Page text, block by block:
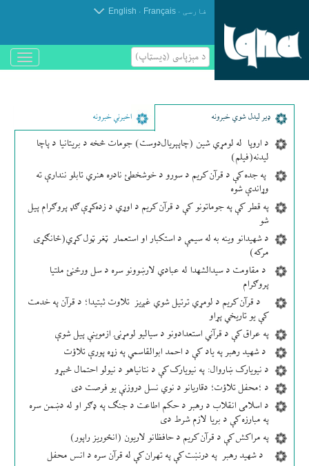
فارسی .
Français
.
English
د مېزپاسى (ډیسټاپ)
باز
و
ډير لیدل شوي خبرونه اخیرني خبرونه
د اروپا له لومړي شین (چاپېریال‌دوست) جومات څخه د بریتانیا د پاچا
لیدنه(فیلم)
په جده کې د قرآن کریم د سورو د خوشخطئ نادره هنري تابلو نندارې ته
وړاندې شوه
په قطر کې په جوماتونو کې د قرآن کریم د اوړي د زده‌کړې ګډ پروګرام پیل
شو
د شهیدانو وینه به له سیمې د استکبار او استعمار ټغر ټول کړي(ځانګړی
مرکه)
د مقاومت د سیدالشهدا له عبادي لارښوونو سره د سل ورځنئ ملتیا
پروګرام
د قرآن کریم د لومړي ترتیل شوي غږیز تلاوت ثبتیدا؛ د قرآن په خدمت
کې یو تاریخي پړاو
په عراق کې د قرآني استعدادونو د سیالیو لومړنۍ ازموینې پیل شوې
د شهید رهبر په یاد کې د احمد ابوالقاسمي په زړه پورې تلاؤت
د نیویارک ښاروال: په نیویارک کې د نتانیاهو د نیولو احتمال څېړو
د ؛محفل تلاؤت؛ دقاریانو د نوي نسل دروزنې یو فرصت دی
د اسلامی انقلاب د رهبر د حکم اطاعت د جنګ په ډګر او له دښمن سره
په مبارزه کې د بریا لازم شرط دی
په مراکش کې د قرآن کریم د حافظانو لاریون (انځوریز راپور)
د شهید رهبر په درنښت کې په تهران کې له قرآن سره د انس محفل